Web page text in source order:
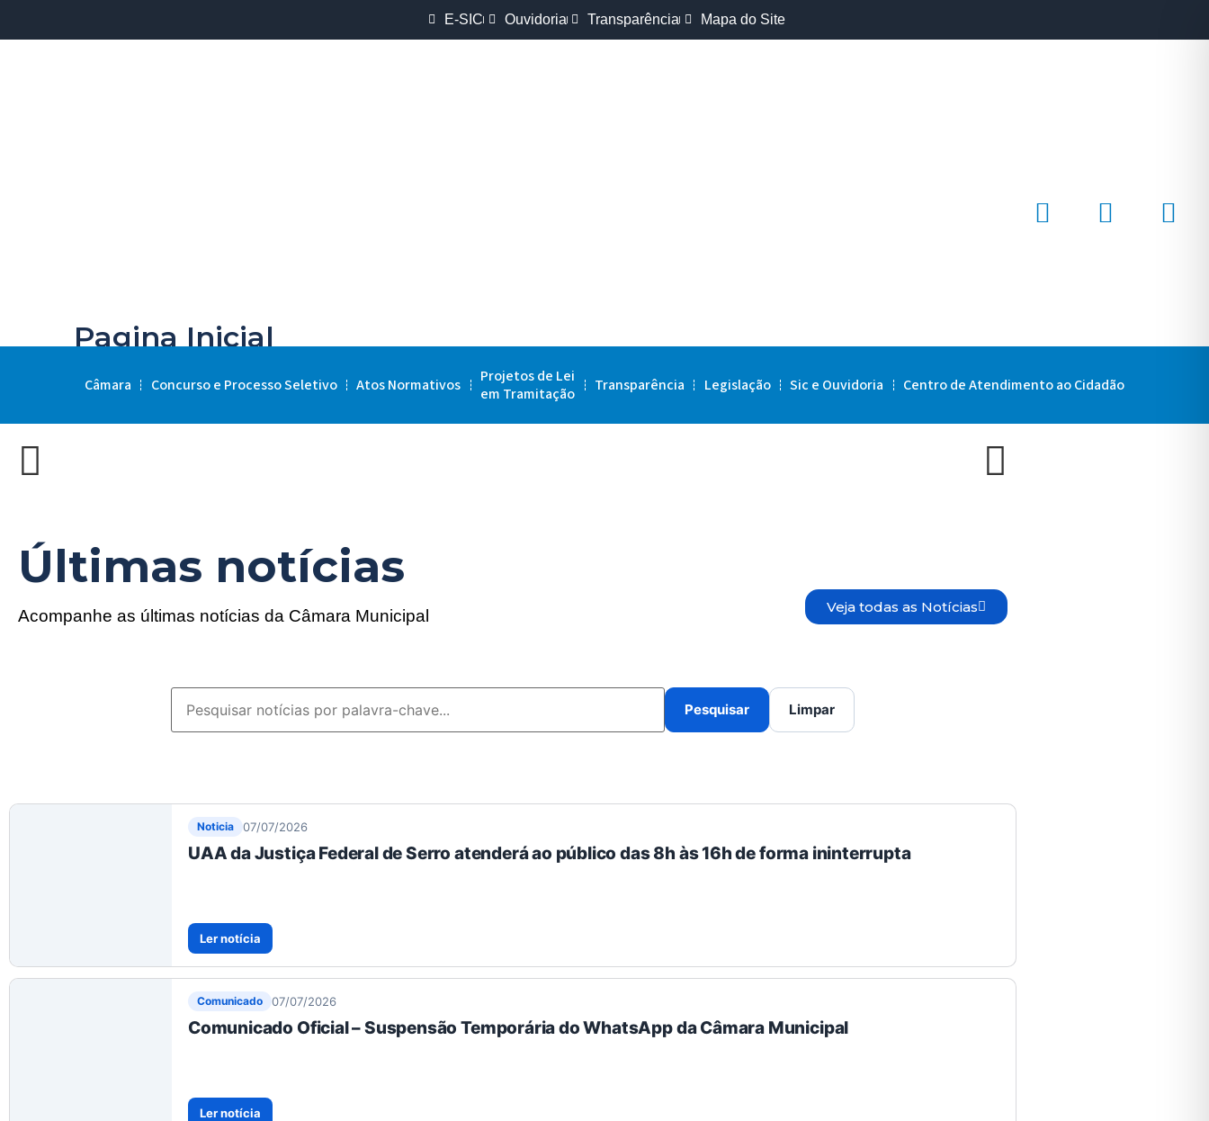
E-SIC Ouvidoria Transparência Mapa do Site
Pagina Inicial
Câmara Concurso e Processo Seletivo Atos Normativos
Projetos de Lei
em Tramitação
Transparência Legislação Sic e Ouvidoria Centro de Atendimento ao Cidadão
Últimas notícias
Acompanhe as últimas notícias da Câmara Municipal Veja todas as Notícias
Pesquisar Limpar
Noticia 07/07/2026
UAA da Justiça Federal de Serro atenderá ao público das 8h às 16h de forma ininterrupta
Ler notícia
Comunicado 07/07/2026
Comunicado Oficial – Suspensão Temporária do WhatsApp da Câmara Municipal
Ler notícia